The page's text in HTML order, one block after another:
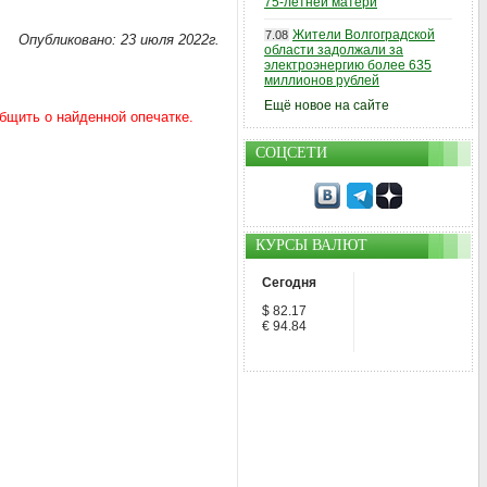
Опубликовано: 23 июля 2022г. 7.08 Жители Волгоградской
области задолжали за
электроэнергию более 635
миллионов рублей
Ещё новое на сайте
СОЦСЕТИ
КУРСЫ ВАЛЮТ
Сегодня
$ 82.17
€ 94.84